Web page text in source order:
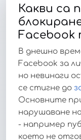
Какви са
Facebook
В днешно
Facebook за
но невинаги
се стигне до
Основните
нарушаване
- например
което не